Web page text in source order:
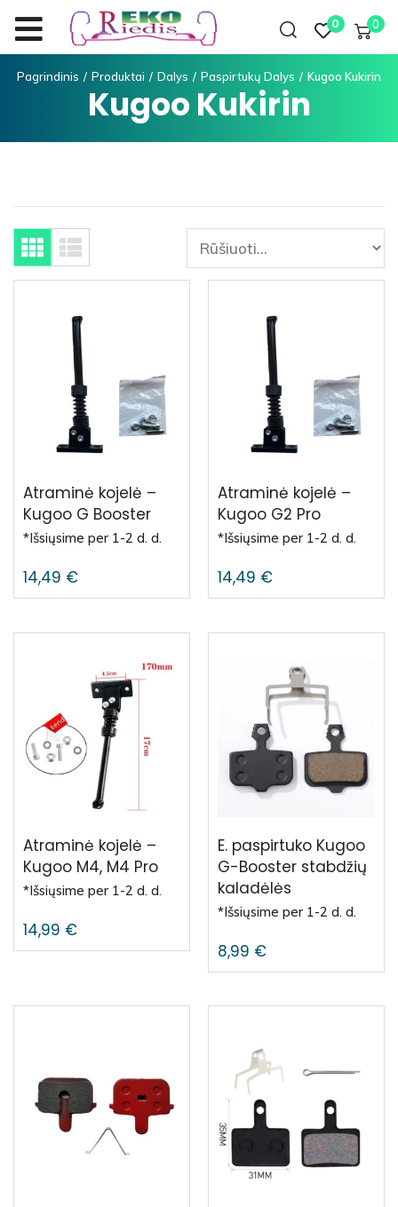
0 0
Pagrindinis / Produktai / Dalys / Paspirtukų Dalys / Kugoo Kukirin
Kugoo Kukirin
Atraminė kojelė –
Kugoo G Booster
*Išsiųsime per 1-2 d. d.
14,49 €
Atraminė kojelė –
Kugoo G2 Pro
*Išsiųsime per 1-2 d. d.
14,49 €
Atraminė kojelė –
Kugoo M4, M4 Pro
*Išsiųsime per 1-2 d. d.
14,99 €
E. paspirtuko Kugoo
G-Booster stabdžių
kaladėlės
*Išsiųsime per 1-2 d. d.
8,99 €